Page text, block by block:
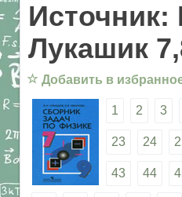
Источник:
Лукашик
☆ Добавить в
1 2 3
23 24
43 44